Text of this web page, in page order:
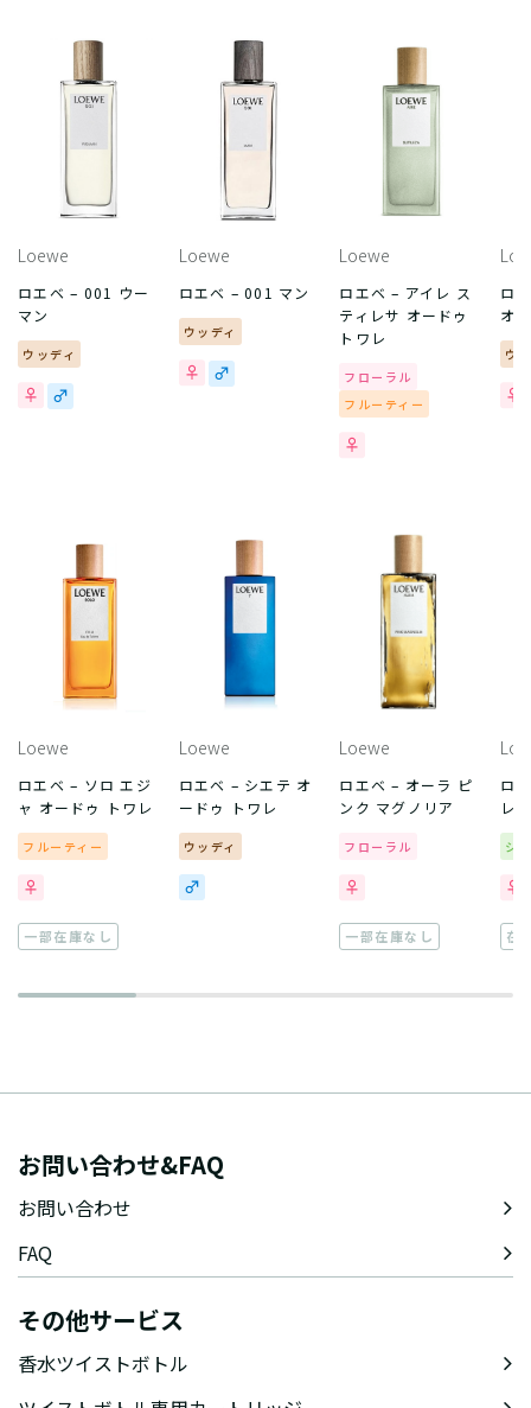
Loewe
ロエベ – 001 ウー
マン
ウッディ
Loewe
ロエベ – 001 マン
ウッディ
Loewe
ロエベ – アイレ ス
ティレサ オードゥ
トワレ
フローラル
フルーティー
ロ
オ
ウ
Loewe
ロエベ – ソロ エジ
ャ オードゥ トワレ
フルーティー
一部在庫なし
Loewe
ロエベ – シエテ オ
ードゥ トワレ
ウッディ
Loewe
ロエベ – オーラ ピ
ンク マグノリア
フローラル
一部在庫なし
ロ
レ
シ
在
お問い合わせ&FAQ
お問い合わせ
FAQ
その他サービス
香水ツイストボトル